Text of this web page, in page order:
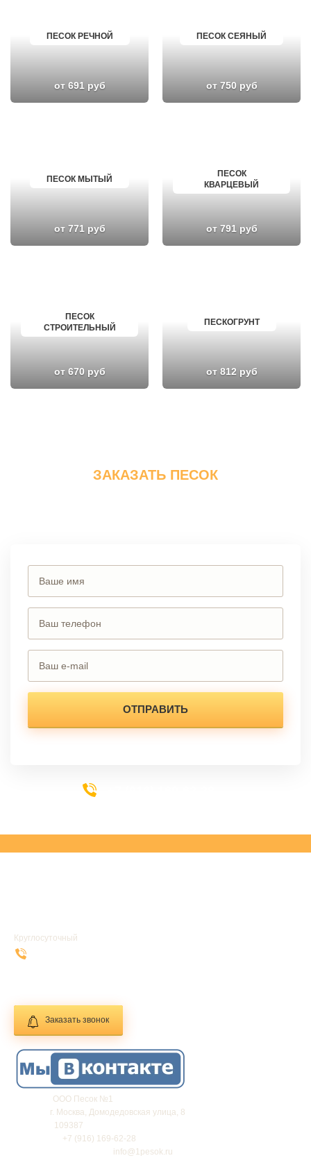
ПЕСОК РЕЧНОЙ
от 691 руб
ПЕСОК СЕЯНЫЙ
от 750 руб
ПЕСОК МЫТЫЙ
от 771 руб
ПЕСОК
КВАРЦЕВЫЙ
от 791 руб
ПЕСОК
СТРОИТЕЛЬНЫЙ
от 670 руб
ПЕСКОГРУНТ
от 812 руб
ЗАКАЗАТЬ ПЕСОК
Круглосуточный
Заказать звонок
ООО Песок №1
г. Москва, Домодедовская улица, 8
109387
+7 (916) 169-62-28
info@1pesok.ru